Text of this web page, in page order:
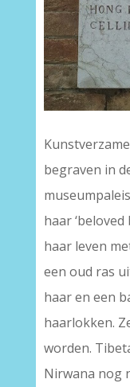
begraven in
haar ‘beloved
haar leven
een oud ras
haar en een
haarlokken.
worden.
Nirwana nog